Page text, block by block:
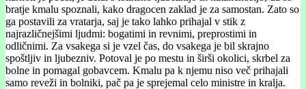
bratje kmalu spoznali, kako dragocen zaklad je za samostan. Zato so
ga postavili za vratarja, saj je tako lahko prihajal v stik z
najrazličnejšimi ljudmi: bogatimi in revnimi, preprostimi in
odličnimi. Za vsakega si je vzel čas, do vsakega je bil skrajno
spoštljiv in ljubezniv. Potoval je po mestu in širši okolici, skrbel za
bolne in pomagal gobavcem. Kmalu pa k njemu niso več prihajali
samo reveži in bolniki, pač pa je sprejemal celo ministre in kralja.